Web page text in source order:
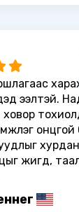
ээлтэй.
ховор
онцгой
явцыг жигд,